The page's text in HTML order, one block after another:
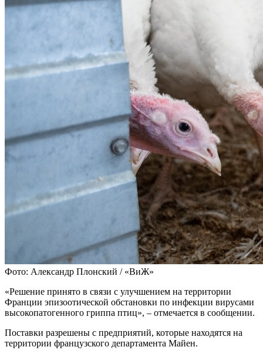
Фото: Александр Плонский / «ВиЖ»
«Решение принято в связи с улучшением на территории
Франции эпизоотической обстановки по инфекции вирусами
высокопатогенного гриппа птиц», – отмечается в сообщении.
Поставки разрешены с предприятий, которые находятся на
территории французского департамента Майен.